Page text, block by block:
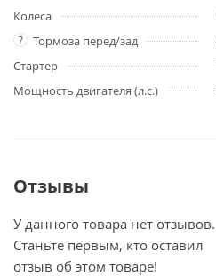
Колеса
? Тормоза перед/зад
Стартер
Мощность двигателя (л.с.)
Отзывы
У данного товара нет отзывов.
Станьте первым, кто оставил
отзыв об этом товаре!